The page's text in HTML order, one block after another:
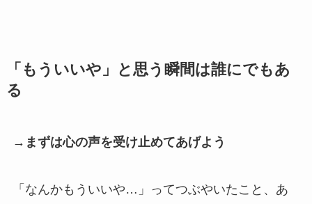
「もういいや」と思う瞬間は誰にでもあ
る
→まずは心の声を受け止めてあげよう
「なんかもういいや…」ってつぶやいたこと、あ